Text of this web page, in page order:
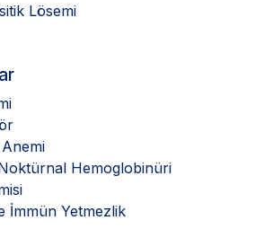
Lösemi
Hemoglobinüri
İmmün Yetmezlik